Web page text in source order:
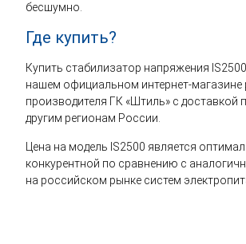
бесшумно.
Где купить?
Купить стабилизатор напряжения
нашем официальном интернет-магазине
производителя ГК «Штиль» с доставкой
другим регионам России.
Цена на модель IS2500 является
конкурентной по сравнению с
на российском рынке систем